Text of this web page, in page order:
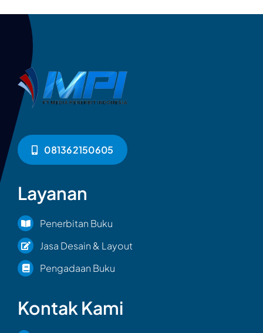
081362150605
Layanan
Penerbitan Buku
Jasa Desain & Layout
Pengadaan Buku
Kontak Kami